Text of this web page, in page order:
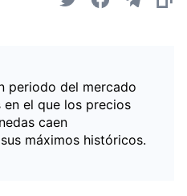
periodo del mercado
el que los precios
caen
máximos históricos.